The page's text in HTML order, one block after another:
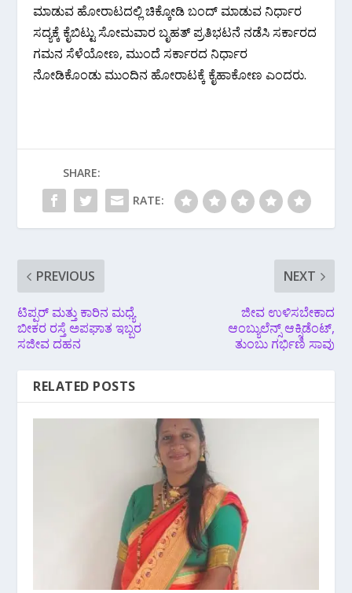
ಮಾಡುವ ಹೋರಾಟದಲ್ಲಿ ಚಿಕ್ಕೋಡಿ ಬಂದ್ ಮಾಡುವ ನಿರ್ಧಾರ
ಸದ್ಯಕ್ಕೆ ಕೈಬಿಟ್ಟು ಸೋಮವಾರ ಬೃಹತ್ ಪ್ರತಿಭಟನೆ ನಡೆಸಿ ಸರ್ಕಾರದ
ಗಮನ ಸೆಳೆಯೋಣ, ಮುಂದೆ ಸರ್ಕಾರದ ನಿರ್ಧಾರ
ನೋಡಿಕೊಂಡು ಮುಂದಿನ ಹೋರಾಟಕ್ಕೆ ಕೈಹಾಕೋಣ ಎಂದರು.
SHARE:
RATE:
PREVIOUS
ಟಿಪ್ಪರ್ ಮತ್ತು ಕಾರಿನ ಮಧ್ಯೆ
ಬೀಕರ ರಸ್ತೆ ಅಪಘಾತ ಇಬ್ಬರ
ಸಜೀವ ದಹನ
NEXT
ಜೀವ ಉಳಿಸಬೇಕಾದ
ಆಂಬ್ಯುಲೆನ್ಸ್ ಆಕ್ಸಿಡೆಂಟ್,
ತುಂಬು ಗರ್ಭಿಣಿ ಸಾವು
RELATED POSTS